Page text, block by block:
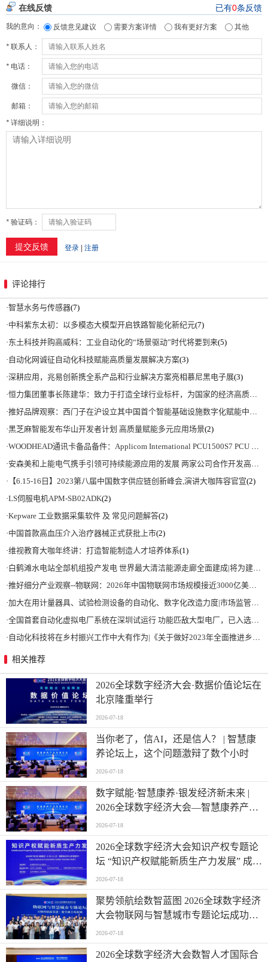
评论排行
·智慧水务与传感器(7)
·中科紫东太初：以多模态大模型开启铁路智能化新纪元(7)
·东土科技并购高威科：工业自动化的“场景驱动”时代将要到来(5)
· 自动化网诚征自动化科技赋能高质量发展解决方案(3)
·深耕应用，兆易创新携全系产品和行业解决方案亮相慕尼黑电子展(3)
·恒力集团董事长陈建华：致力于打造全球行业标杆，为国家的经济高质量发展贡献更大力量|上海电气集团党委书记、董事长吴磊来访
·推好品牌观察：西门子在沪设立其中国首个智能基础设施数字化赋能中心
·黑芝麻智能发布华山开发者计划 高质量赋能多元应用场景(2)
·WOODHEAD通讯卡备品备件：Applicom International PCU1500S7 PCU 1500 S7 V4.5.0
·安森美和上能电气携手引领可持续能源应用的发展 两家公司合作开发高性能储能和太阳能组串式逆变器方案 以实现可持续的未来
· 【6.15-16日】2023第八届中国数字供应链创新峰会,演讲大咖阵容官宣(2)
·LS伺服电机APM-SB02ADK(2)
·Kepware 工业数据采集软件 及 常见问题解答(2)
·中国首款高血压介入治疗器械正式获批上市(2)
·维视教育大咖年终讲：打造智能制造人才培养体系(1)
·白鹤滩水电站全部机组投产发电 世界最大清洁能源走廊全面建成|将为建设新型能源体系、保障国家能源安全、实现“双碳”目标提供有力支撑
·推好细分产业观察--物联网：2026年中国物联网市场规模接近3000亿美元 智慧工厂、智慧城市、智慧电网等将占60%以上
·加大在用计量器具、试验检测设备的自动化、数字化改造力度|市场监管总局 工业和信息化部 关于促进企业计量能力提升的指导意见
·全国首套自动化虚拟电厂系统在深圳试运行 功能匹敌大型电厂，已入选国际典型案例
· 自动化科技将在乡村振兴工作中大有作为|《关于做好2023年全面推进乡村振兴重点工作的意见》发布
相关推荐
2026全球数字经济大会·数据价值论坛在
北京隆重举行
2026-07-18
当你老了，信AI，还是信人？ | 智慧康
养论坛上，这个问题激辩了数个小时
2026-07-18
数字赋能·智慧康养·银发经济新未来 |
2026全球数字经济大会—智慧康养产业
发展论坛在京举办
2026-07-18
2026全球数字经济大会知识产权专题论
坛 “知识产权赋能新质生产力发展” 成功
举办
2026-07-18
聚势领航绘数智蓝图 2026全球数字经济
大会物联网与智慧城市专题论坛成功举
办
2026-07-18
2026全球数字经济大会数智人才国际合